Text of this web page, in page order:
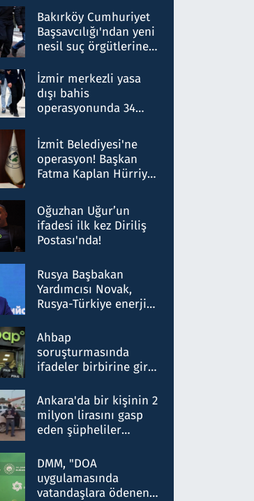
Bakırköy Cumhuriyet
Başsavcılığı'ndan yeni
nesil suç örgütlerine
hakkında gözaltı kararı
İzmir merkezli yasa
dışı bahis
operasyonunda 34
Milyar liralık para
trafiği tespit edildi
İzmit Belediyesi'ne
operasyon! Başkan
Fatma Kaplan Hürriyet
Oğuzhan Uğur’un
ifadesi ilk kez Diriliş
Postası'nda!
Rusya Başbakan
Yardımcısı Novak,
Rusya-Türkiye enerji
nitelikte olduğunu
belirtti
Ahbap
soruşturmasında
ifadeler birbirine girdi:
ifadelerinden ortaya
çıkan tablo şok etti
Ankara'da bir kişinin 2
milyon lirasını gasp
eden şüpheliler
DMM, "DOA
uygulamasında
vatandaşlara ödenen